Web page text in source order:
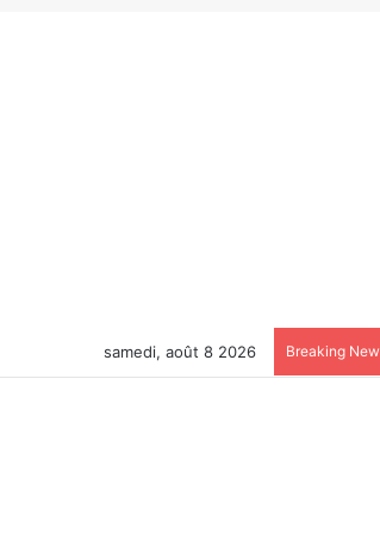
samedi, août 8 2026 Breaking